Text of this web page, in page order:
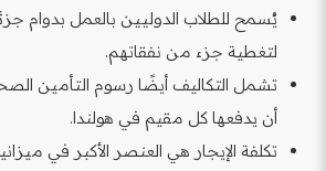
لتغطية جزء من نفقاتهم.
تشمل التكاليف أيضًا رسوم التأمين
أن يدفعها كل مقيم في هولندا.
تكلفة الإيجار هي العنصر الأكبر في